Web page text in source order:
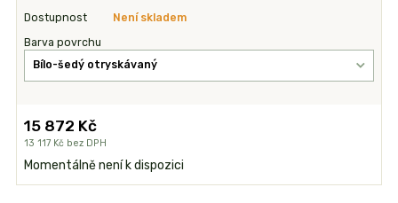
Dostupnost Není skladem
Barva povrchu
15 872 Kč
13 117 Kč bez DPH
Momentálně není k dispozici